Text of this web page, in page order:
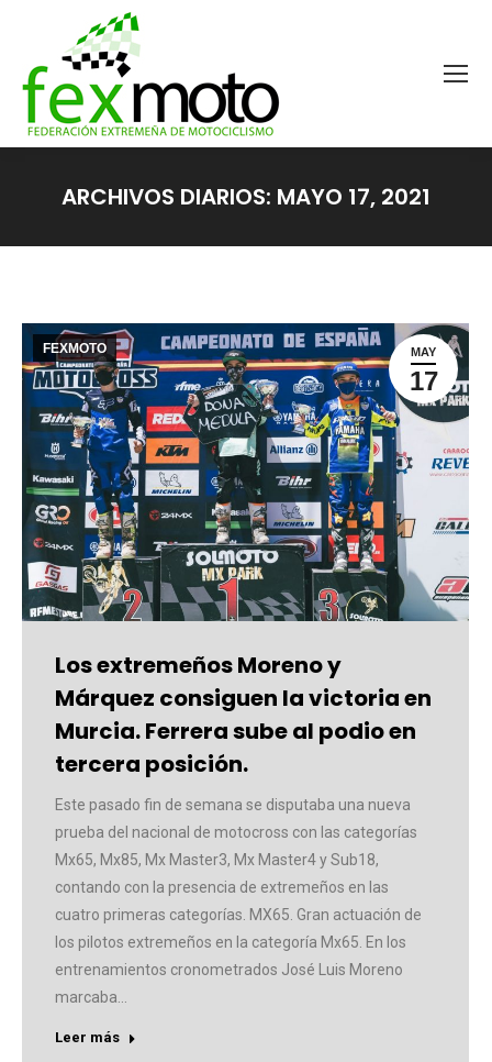
ARCHIVOS DIARIOS: MAYO 17, 2021
MAY
17
FEXMOTO
Los extremeños Moreno y
Márquez consiguen la victoria en
Murcia. Ferrera sube al podio en
tercera posición.
Este pasado fin de semana se disputaba una nueva
prueba del nacional de motocross con las categorías
Mx65, Mx85, Mx Master3, Mx Master4 y Sub18,
contando con la presencia de extremeños en las
cuatro primeras categorías. MX65. Gran actuación de
los pilotos extremeños en la categoría Mx65. En los
entrenamientos cronometrados José Luis Moreno
marcaba…
Leer más